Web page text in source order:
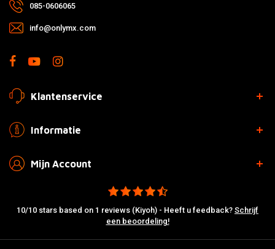
085-0606065
info@onlymx.com
Klantenservice
Informatie
Mijn Account
10/10 stars based on 1 reviews (Kiyoh) - Heeft u feedback? Schrijf
een beoordeling!